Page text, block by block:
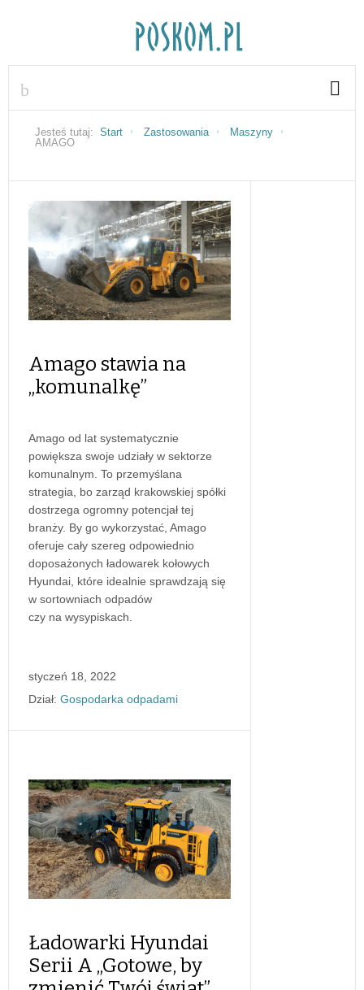
Jesteś tutaj: Start Zastosowania
Maszyny
AMAGO
Amago stawia na
„komunalkę”
Amago od lat systematycznie
powiększa swoje udziały w sektorze
komunalnym. To przemyślana
strategia, bo zarząd krakowskiej spółki
dostrzega ogromny potencjał tej
branży. By go wykorzystać, Amago
oferuje cały szereg odpowiednio
doposażonych ładowarek kołowych
Hyundai, które idealnie sprawdzają się
w sortowniach odpadów
czy na wysypiskach.
styczeń 18, 2022
Dział: Gospodarka odpadami
Ładowarki Hyundai
Serii A „Gotowe, by